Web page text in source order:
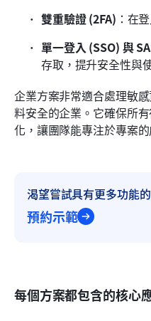
雙重驗證 (2FA) ：在
單一登入 (SSO) 與
存取，提升安全性與
企業方案非常適合處理敏
料安全的企業。它確保所
化，讓團隊能專注於專案的
渴望嘗試具有更多功能
預約示範
每個方案都包含的核心